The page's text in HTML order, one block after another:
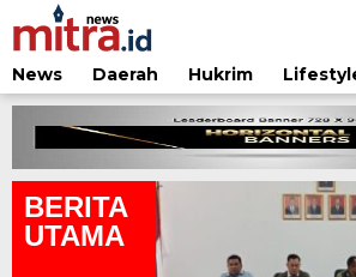
Lewati
ke
konten
News
Daerah Hukrim
BERITA
UTAMA